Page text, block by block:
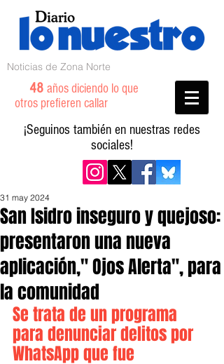
Noticias de Zona Norte
48 años diciendo lo que
otros prefieren callar
¡Seguinos también en nuestras redes
sociales!
San Isidro inseguro y quejoso:
presentaron una nueva
aplicación," Ojos Alerta", para
la comunidad
31 may 2024
Se trata de un programa
para denunciar delitos por
WhatsApp que fue